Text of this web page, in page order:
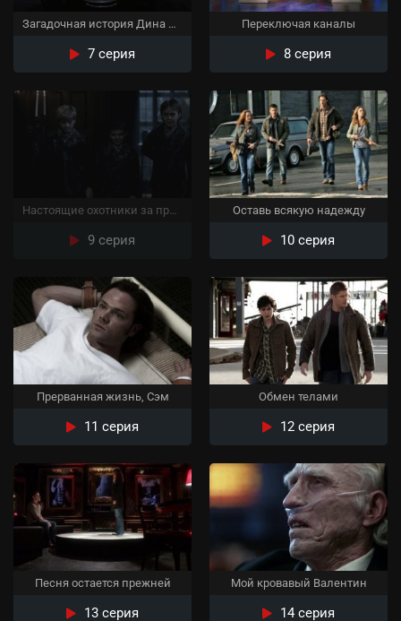
Загадочная история Дина Винчестера
7 серия
Переключая каналы
8 серия
Настоящие охотники за привидениями
9 серия
Оставь всякую надежду
10 серия
Прерванная жизнь, Сэм
11 серия
Обмен телами
12 серия
Песня остается прежней
13 серия
Мой кровавый Валентин
14 серия